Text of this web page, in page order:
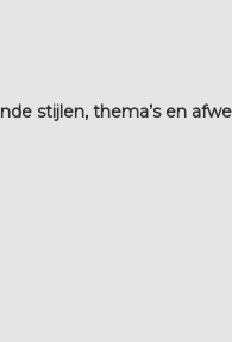
stijlen, thema’s en